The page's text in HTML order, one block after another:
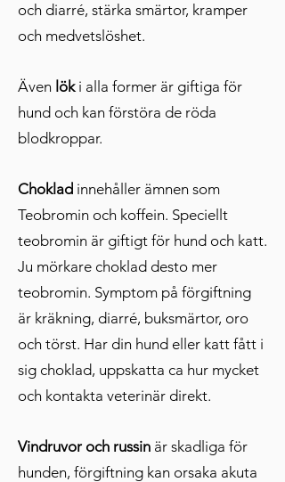
och diarré, stärka smärtor, kramper
och medvetslöshet.
Även lök i alla former är giftiga för
hund och kan förstöra de röda
blodkroppar.
Choklad innehåller ämnen som
Teobromin och koffein. Speciellt
teobromin är giftigt för hund och katt.
Ju mörkare choklad desto mer
teobromin. Symptom på förgiftning
är kräkning, diarré, buksmärtor, oro
och törst. Har din hund eller katt fått i
sig choklad, uppskatta ca hur mycket
och kontakta veterinär direkt.
Vindruvor och russin är skadliga för
hunden, förgiftning kan orsaka akuta